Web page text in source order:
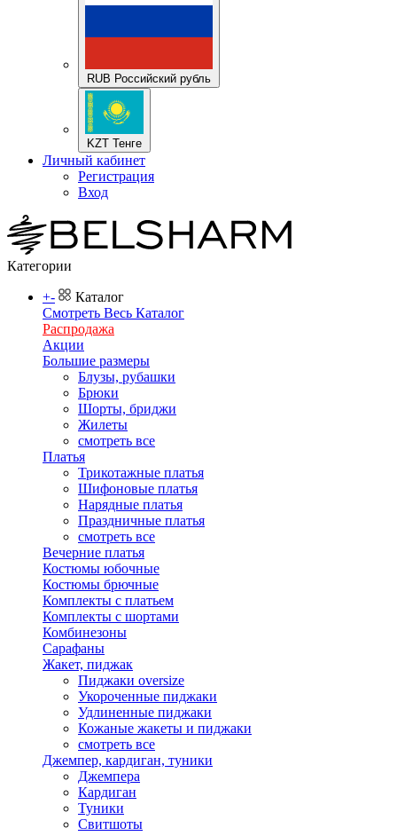
RUB Российский рубль
KZT Тенге
Личный кабинет
Регистрация
Вход
Категории
+-
Каталог
Смотреть Весь Каталог
Распродажа
Акции
Большие размеры
Блузы, рубашки
Брюки
Шорты, бриджи
Жилеты
смотреть все
Платья
Трикотажные платья
Шифоновые платья
Нарядные платья
Праздничные платья
смотреть все
Вечерние платья
Костюмы юбочные
Костюмы брючные
Комплекты с платьем
Комплекты с шортами
Комбинезоны
Сарафаны
Жакет, пиджак
Пиджаки oversize
Укороченные пиджаки
Удлиненные пиджаки
Кожаные жакеты и пиджаки
смотреть все
Джемпер, кардиган, туники
Джемпера
Кардиган
Туники
Свитшоты